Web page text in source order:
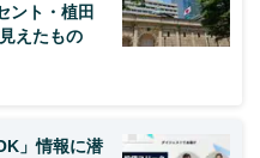
ント・植田
えたもの
」情報に潜